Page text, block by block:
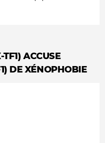
ACCUSE
DE XÉNOPHOBIE